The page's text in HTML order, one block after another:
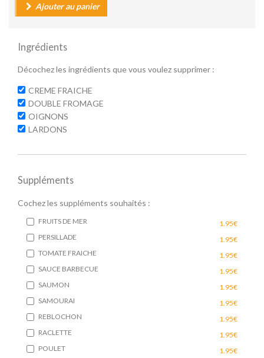
Ajouter au panier
Ingrédients
Décochez les ingrédients que vous voulez supprimer :
CREME FRAICHE
DOUBLE FROMAGE
OIGNONS
LARDONS
Suppléments
Cochez les suppléments souhaités :
FRUITS DE MER
1.95€
PERSILLADE
1.95€
TOMATE FRAICHE
1.95€
SAUCE BARBECUE
1.95€
SAUMON
1.95€
SAMOURAI
1.95€
REBLOCHON
1.95€
RACLETTE
1.95€
POULET
1.95€